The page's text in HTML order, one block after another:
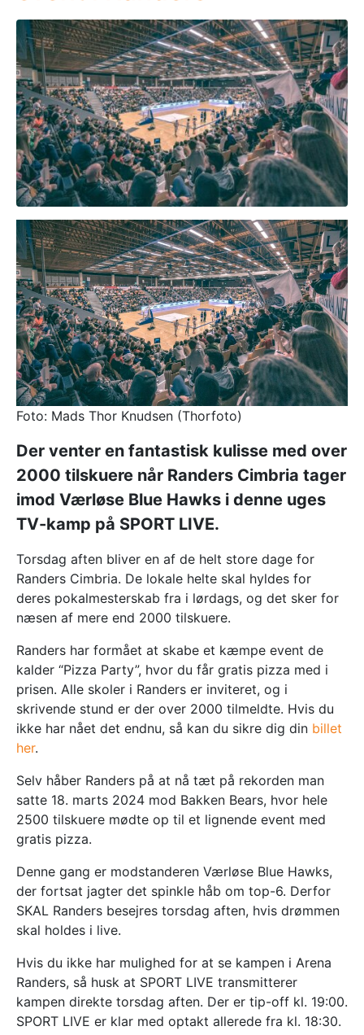
Foto: Mads Thor Knudsen (Thorfoto)
Der venter en fantastisk kulisse med over
2000 tilskuere når Randers Cimbria tager
imod Værløse Blue Hawks i denne uges
TV-kamp på SPORT LIVE.
Torsdag aften bliver en af de helt store dage for
Randers Cimbria. De lokale helte skal hyldes for
deres pokalmesterskab fra i lørdags, og det sker for
næsen af mere end 2000 tilskuere.
Randers har formået at skabe et kæmpe event de
kalder “Pizza Party”, hvor du får gratis pizza med i
prisen. Alle skoler i Randers er inviteret, og i
skrivende stund er der over 2000 tilmeldte. Hvis du
ikke har nået det endnu, så kan du sikre dig din billet
her.
Selv håber Randers på at nå tæt på rekorden man
satte 18. marts 2024 mod Bakken Bears, hvor hele
2500 tilskuere mødte op til et lignende event med
gratis pizza.
Denne gang er modstanderen Værløse Blue Hawks,
der fortsat jagter det spinkle håb om top-6. Derfor
SKAL Randers besejres torsdag aften, hvis drømmen
skal holdes i live.
Hvis du ikke har mulighed for at se kampen i Arena
Randers, så husk at SPORT LIVE transmitterer
kampen direkte torsdag aften. Der er tip-off kl. 19:00.
SPORT LIVE er klar med optakt allerede fra kl. 18:30.